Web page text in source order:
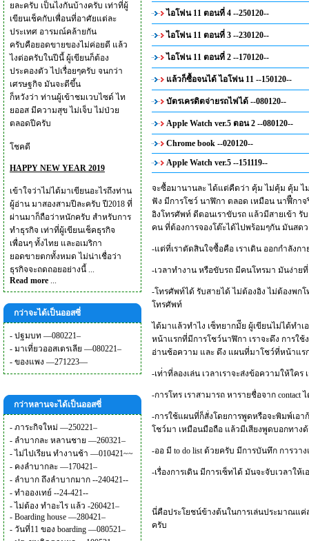
ยละครับ เป็นไงกันบ้างครับ เท่าที่ผู้
เขียนเช็คกับเพื่อนที่อาศัยแต่ละ
ประเทศ อารมณ์คล้ายกัน
ครับคือยอดขายของไม่ค่อยดี แล้ว
ไงต่อครับในปีนี้ ผู้เขียนก็ต้อง
ประคองตัว ไปเรื่อยๆครับ จนกว่า
เศรษฐกิจ มันจะดีขึ้น
ก็หวังว่า ท่านผู้เข้าชมเวบไซด์ ไท
ยออส มีความสุข ไม่เจ็บ ไม่ป่วย
ตลอดปีครับ
โชคดี
HAPPY NEW YEAR 2019
เข้าใจว่าไม่ได้มาเขียนอะไรถึงท่าน
ผู้อ่าน มาสองสามปีละครับ ปี2018 ที่
ผ่านมาก็ถือว่าหนักครับ สำหรับการ
ทำธุรกิจ เท่าที่ผู้เขียนเช็คธุรกิจ
เพื่อนๆ ทั้งไทย และอเมริกา
ยอดขายตกทั้งหมด ไม่น่าเชื่อว่า
ธุรกิจจะถดถอยอย่างนี้ ...
Read more ...
กว่าจะได้เป็นออสซี่
- ปฐมบท —080221–
- มาเที่ยวออสเตรเลีย —080221–
- ของแพง —271223—
กว่าหลานจะได้เป็นออสซี่
- ภาระกิจใหม่ —250221–
- ลำบากละ หลานชาย —260321–
- ไม่ไปเรียน ทำงานช้า —010421~~
- คงลำบากละ —170421–
- ลำบาก ถึงลำบากมาก --240421--
- ทำอองเทย์ --24-421--
- ไม่ต้อง ทำอะไร แล้ว -260421–
- Boarding house —280421–
- วันที่11 ของ boarding —080521–
ไอโฟน 11 ตอนที่ 4 --250120--
ไอโฟน 11 ตอนที่ 3 --230120--
ไอโฟน 11 ตอนที่ 2 --170120--
แล้วก็ซื้อจนได้ ไอโฟน 11 --150120--
บัตรเครดิตจ่ายรถไฟได้ --080120--
Apple Watch ver.5 ตอน 2 --080120--
Chrome book --020120--
Apple Watch ver.5 --151119--
จะซื้อมานานละ ได้แต่คืดว่า คุ้ม ไม่คุ้ม คุ้ม ไ
ฟัง มีการโชว์ นาฬิกา ตลอด เหมือน นาฬิืกา
อิงโทรศัพท์ ดีตอนเราขับรถ แล้วมีสายเข้า รั
คน ที่ต้องการจองโต๊ะได้ไปพร้อมๆกัน มันสด
-แต่ที่เราตัดสินใจซื้อคือ เราเดิน ออกกำลัง
-เวลาทำงาน หรือขับรถ มีคนโทรมา มันง่าย
-โทรศัพท์ได้ รับสายได้ ไม่ต้องอิง ไม่ต้องพก
โทรศัพท์
ได้มาแล้วทำไง เซ็ทยากมัีย ผู้เขียนไม่ได้ทำเ
หน้าแรกที่มีการโชว์นาฬิกา เราจะดึง การใช้
อ่านช้อความ และ ดึง แผนที่มาโชว์ที่หน้าแร
-เท่่าที่ลองเล่น เวลาเราจะส่งข้อความให้ใค
-การโทร เราสามารถ หารายชื่อจาก contact
-การใช้แผนที่ก็สั่งโดยการพูดหรือจะพิมพ์เอ
โชว์มา เหมือนมือถือ แล้วมีเสียงพูดบอกทา
-ออ มี to do list ด้วยครับ มีการบันทึก การว
-เรื่องการเดิน มีการเซ็ทได้ มันจะจับเวลาใ
นี่คือประโยชน์ข้างต้นในการเล่นประมาณแค่ส
ครับ